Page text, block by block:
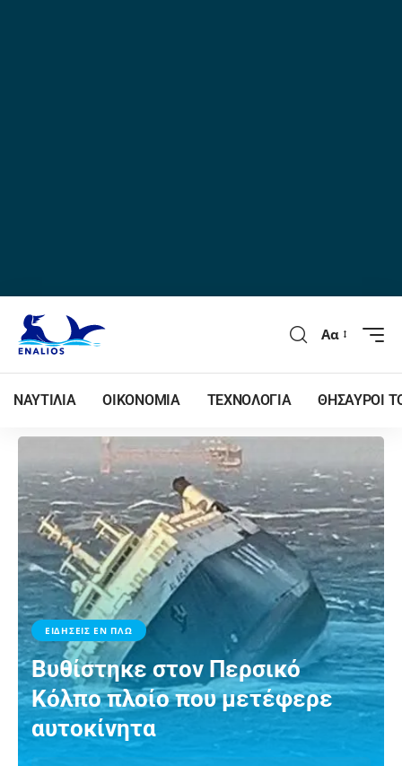
Αα
ΝΑΥΤΙΛΙΑ ΟΙΚΟΝΟΜΙΑ ΤΕΧΝΟΛΟΓΙΑ ΘΗΣΑΥΡΟΙ
ΕΙΔΗΣΕΙΣ ΕΝ ΠΛΩ
Bυθίστηκε στον Περσικό
Κόλπο πλοίο που μετέφερε
αυτοκίνητα